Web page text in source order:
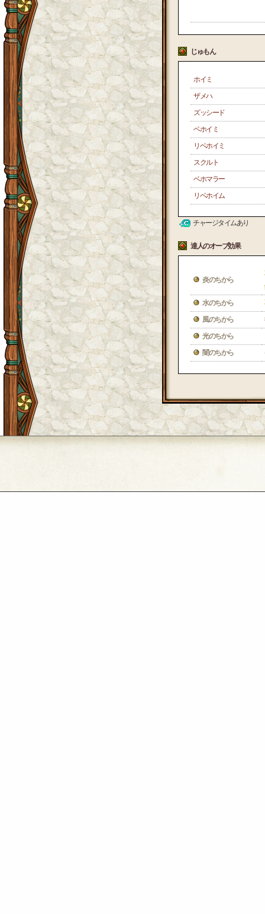
じゅもん
ホイミ
ザメハ
ズッシード
ベホイミ
リベホイミ
スクルト
ベホマラー
リベホイム
チャージタイムあり
達人のオーブ効果
炎のちから
水のちから
風のちから
光のちから
闇のちから